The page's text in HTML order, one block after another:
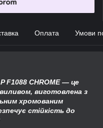
Оплата Умови
F1088 CHROME — це
виготовлена з
хромованим
стійкість до